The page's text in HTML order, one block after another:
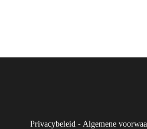
Privacybeleid - Algemene